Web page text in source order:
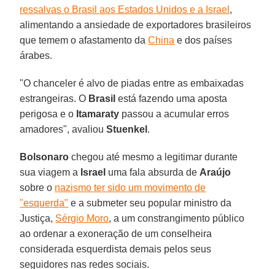
ressalvas o Brasil aos Estados Unidos e a Israel ,
alimentando a ansiedade de exportadores brasileiros
que temem o afastamento daChina e dos países
árabes.
"O chanceler é alvo de piadas entre as embaixadas
estrangeiras. O Brasil está fazendo uma aposta
perigosa e o Itamaraty passou a acumular erros
amadores", avaliouStuenkel .
Bolsonaro chegou até mesmo a legitimar durante
sua viagem a Israel uma fala absurda de Araújo
sobre o nazismo ter sido um movimento de
"esquerda" e a submeter seu popular ministro da
Justiça, Sérgio Moro, a um constrangimento público
ao ordenar a exoneração de um conselheira
considerada esquerdista demais pelos seus
seguidores nas redes sociais.